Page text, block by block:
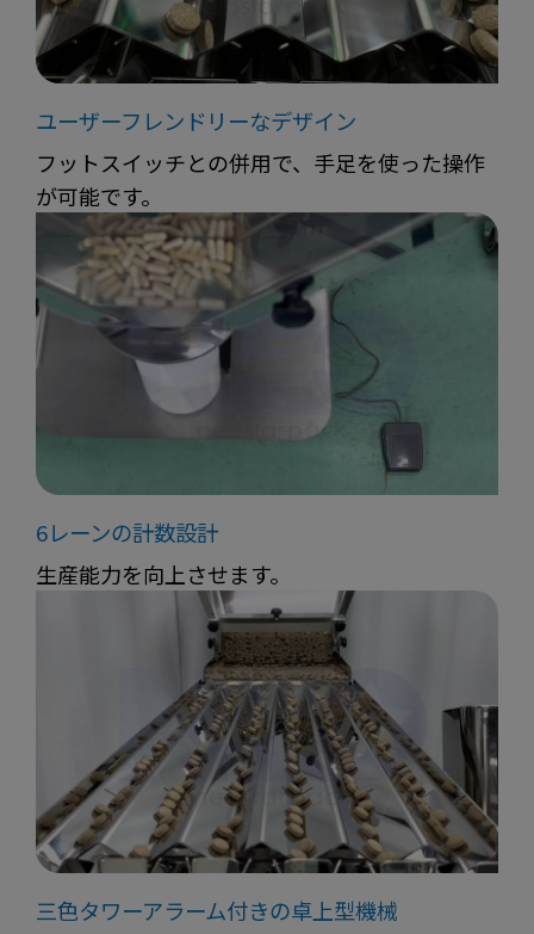
ユーザーフレンドリーなデザイン
フットスイッチとの併用で、手足を使った操作
が可能です。
6レーンの計数設計
生産能力を向上させます。
三色タワーアラーム付きの卓上型機械